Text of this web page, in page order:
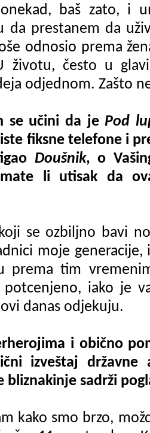
baš zato, i
da prestanem da
odnosio prema
životu, često u
odjednom. Zašto
se učini da je Pod
fiksne telefone i
Doušnik, o
li utisak da
se ozbiljno bavi
moje
prema tim
iako je
danas odjekuju.
i obično
izveštaj
bliznakinje sadrži
kako smo brzo,